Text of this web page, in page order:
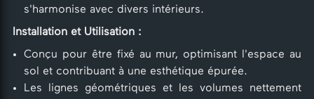
s'harmonise avec divers intérieurs.
Installation et Utilisation :
Conçu pour être fixé au mur, optimisant l'espace au
sol et contribuant à une esthétique épurée.
Les lignes géométriques et les volumes nettement